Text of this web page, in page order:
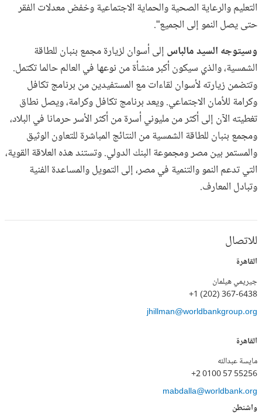
التعليم والرعاية الصحية والحماية الاجتماعية وخفض معدلات الفقر
حتى يصل النمو إلى الجميع".
وسيتوجه السيد مالباس إلى أسوان لزيارة مجمع بنبان للطاقة
الشمسية، والذي سيكون أكبر منشأة من نوعها في العالم حالما تكتمل.
وتتضمن زيارته لأسوان لقاءات مع المستفيدين من برنامج تكافل
وكرامة للأمان الاجتماعي. ويعد برنامج تكافل وكرامة، ويصل نطاق
تغطيته الآن إلى أكثر من مليوني أسرة من أكثر الأسر حرمانا في البلاد،
ومجمع بنبان للطاقة الشمسية من النتائج المباشرة للتعاون الوثيق
والمستمر بين مصر ومجموعة البنك الدولي. وتستند هذه العلاقة القوية،
التي تدعم النمو والتنمية في مصر، إلى التمويل والمساعدة الفنية
وتبادل المعارف.
للاتصال
القاهرة
جيريمي هيلمان
+1 (202) 367-6438
jhillman@worldbankgroup.org
القاهرة
مايسة عبدالله
+2 0100 57 55256
mabdalla@worldbank.org
واشنطن